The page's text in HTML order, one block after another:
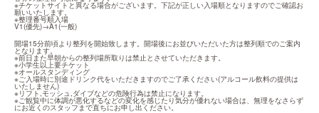
※チケットサイトと異なる場合がございます。下記が正しい入場順となりますのでご確認お
願いいたします。
※整理番号順入場
V1(優先)→A1(一般)
開場15分前頃より整列を開始致します。開場後にお並びいただいた方は整列順でのご案内
となります。
※前日また早朝からの整列場所取りは禁止とさせていただきます。
※小学生以上要チケット
※オールスタンディング
※ご入場時に別途ドリンク代をいただきますのでご了承ください(アルコール飲料の提供は
いたしません)
※リフト,モッシュ,ダイブなどの危険行為は禁止になります。
※ご観覧中に体調が悪化するなどの変化を感じたり気分が優れない場合は、無理をなさらず
にお近くのスタッフまで直ちにお申し出ください。